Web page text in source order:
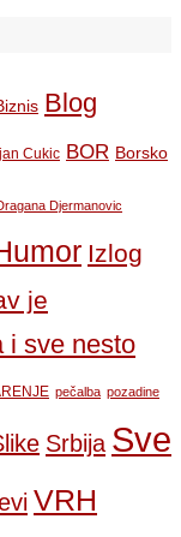
Blog
Cukic BOR Borsko
Djermanovic
Izlog
je
i sve nesto
pečalba pozadine
Srbija Sve
VRH